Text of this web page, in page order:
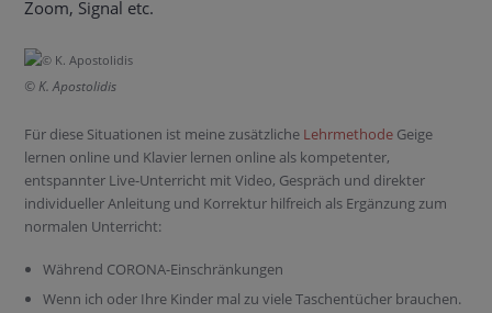
Zoom, Signal etc.
© K. Apostolidis
Für diese Situationen ist meine zusätzliche Lehrmethode Geige
lernen online und Klavier lernen online als kompetenter,
entspannter Live-Unterricht mit Video, Gespräch und direkter
individueller Anleitung und Korrektur hilfreich als Ergänzung zum
normalen Unterricht:
Während CORONA-Einschränkungen
Wenn ich oder Ihre Kinder mal zu viele Taschentücher brauchen.